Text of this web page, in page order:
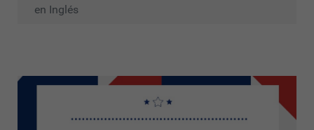
en Inglés